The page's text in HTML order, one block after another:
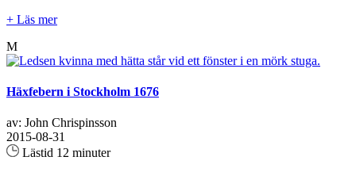
+ Läs mer
M
Häxfebern i Stockholm 1676
av: John Chrispinsson
2015-08-31
Lästid 12 minuter